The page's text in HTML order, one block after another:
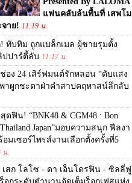
แฟนคลับล้นพื้นที่ เสพโม
าย! 11:19 น.
! ทับทิม ถูกแบล็กเมล ผู้ชายรุมตั้ง
ปปาร์ตี้ลับ 11:17 น.
อง 24 เสิร์ฟมนต์รักหลอน “ดับแสง
าผูกชะตาฝ่าคำสาปคฤหาสน์ลึกลับ
ฟิน! “BNK48 & CGM48 : Bon
Japan”มอบความสนุก ฟีลงา
มเซอร์ไพรส์งานเลือกตั้งครั้งที่5
น.
เสก โลโซ - ดา เอ็นโดรฟิน - ซิลลี่ฟู